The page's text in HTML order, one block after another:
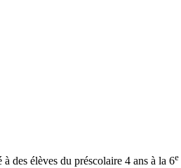
des élèves du préscolaire 4 ans à la 6e